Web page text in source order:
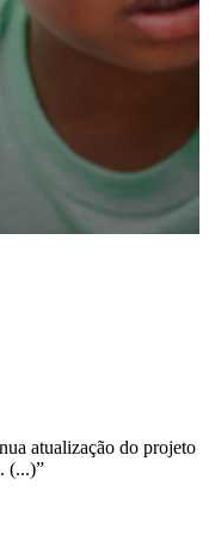
atualização do projeto
(...)”